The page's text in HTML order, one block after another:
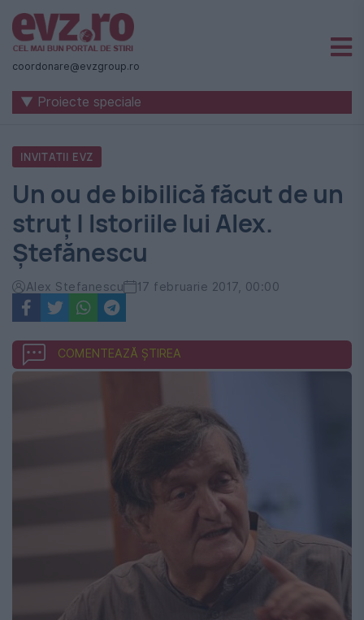
Știri
naționale
internaționale
România
-
Evenimentul
Zilei
coordonare@evzgroup.ro
▼ Proiecte speciale
INVITATII EVZ
Un ou de bibilică făcut de un
struț | Istoriile lui Alex.
Ştefănescu
Alex Stefanescu 17 februarie 2017, 00:00
COMENTEAZĂ ȘTIREA